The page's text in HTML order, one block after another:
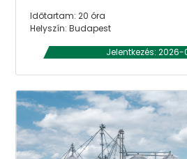
Időtartam: 20 óra
Helyszín: Budapest
Jelentkezés: 2026-